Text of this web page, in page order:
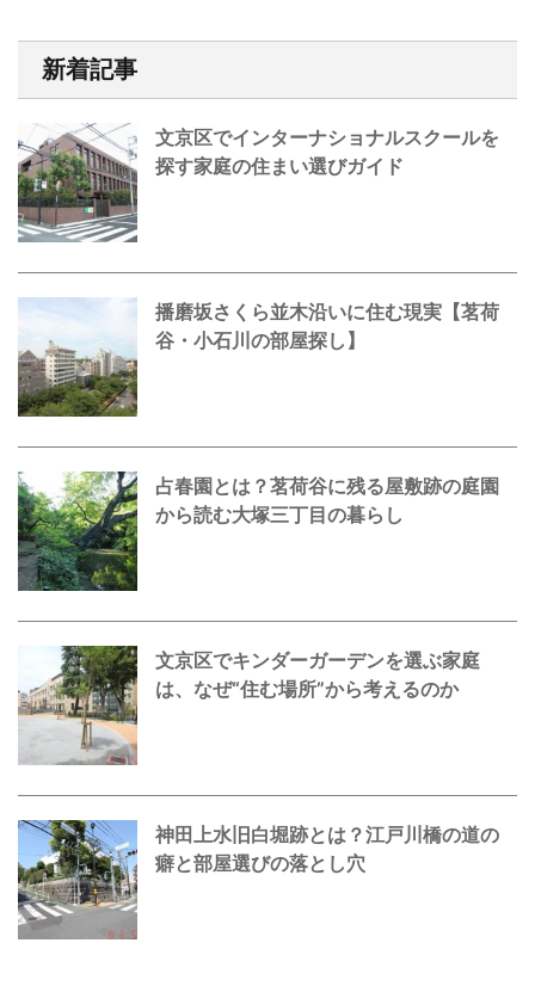
新着記事
文京区でインターナショナルスクールを
探す家庭の住まい選びガイド
播磨坂さくら並木沿いに住む現実【茗荷
谷・小石川の部屋探し】
占春園とは？茗荷谷に残る屋敷跡の庭園
から読む大塚三丁目の暮らし
文京区でキンダーガーデンを選ぶ家庭
は、なぜ“住む場所”から考えるのか
神田上水旧白堀跡とは？江戸川橋の道の
癖と部屋選びの落とし穴